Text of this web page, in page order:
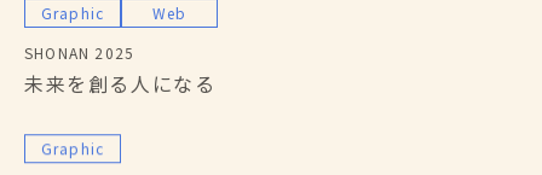
Graphic
Web
SHONAN 2025
未来を創る人になる
Graphic